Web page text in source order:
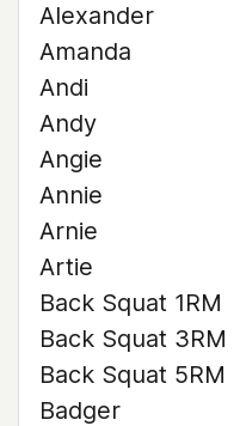
Alexander
Amanda
Andi
Andy
Angie
Annie
Arnie
Artie
Back Squat 1RM
Back Squat 3RM
Back Squat 5RM
Badger